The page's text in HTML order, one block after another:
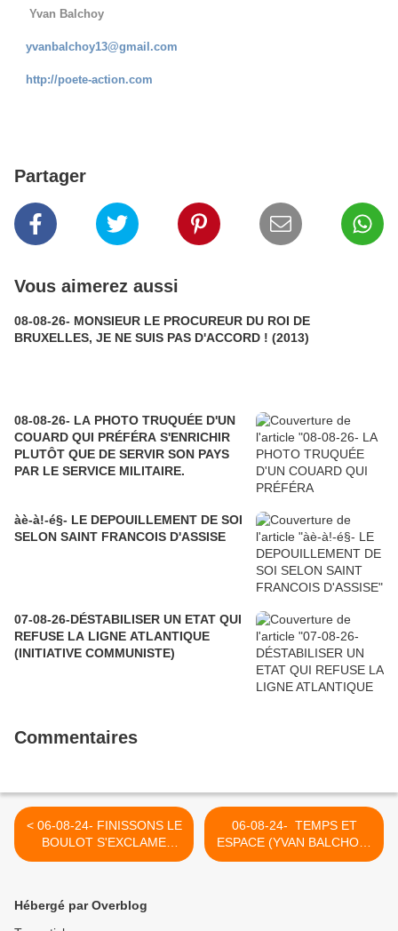
Yvan Balchoy
yvanbalchoy13@gmail.com
http://poete-action.com
Partager
Vous aimerez aussi
08-08-26- MONSIEUR LE PROCUREUR DU ROI DE
BRUXELLES, JE NE SUIS PAS D'ACCORD ! (2013)
08-08-26- LA PHOTO TRUQUÉE D'UN
COUARD QUI PRÉFÉRA S'ENRICHIR
PLUTÔT QUE DE SERVIR SON PAYS
PAR LE SERVICE MILITAIRE.
àè-à!-é§- LE DEPOUILLEMENT DE SOI
SELON SAINT FRANCOIS D'ASSISE
07-08-26-DÉSTABILISER UN ETAT QUI
REFUSE LA LIGNE ATLANTIQUE
(INITIATIVE COMMUNISTE)
Commentaires
< 06-08-24- FINISSONS LE
BOULOT S'EXCLAME
OBAMA A PROPOS DE LA
CE PAYS ? (2011)
06-08-24- TEMPS ET
ESPACE (YVAN BALCHOY)
>
Hébergé par Overblog